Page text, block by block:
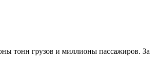
тонн грузов и миллионы пассажиров. За